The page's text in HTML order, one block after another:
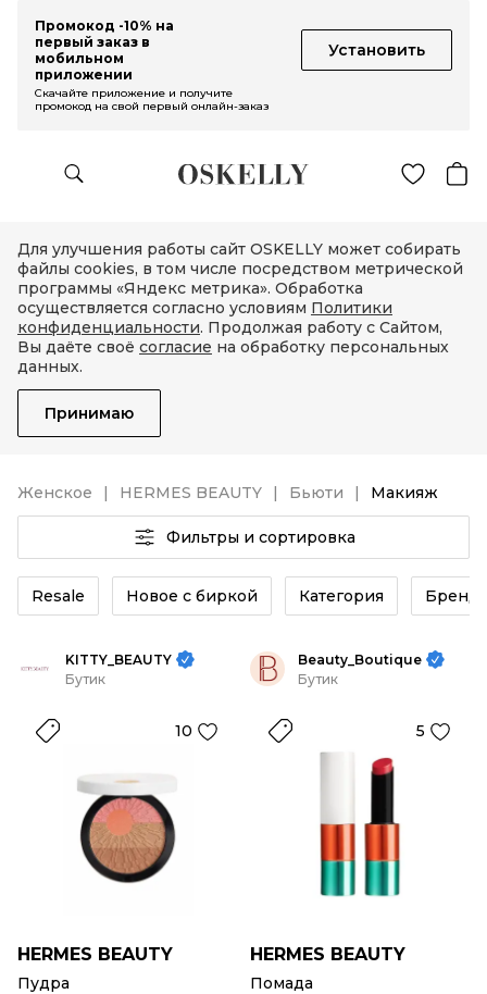
Промокод -10% на
первый заказ в
мобильном
приложении
Установить
Скачайте приложение и получите
промокод на свой первый онлайн-заказ
Для улучшения работы сайт OSKELLY может собирать
файлы cookies, в том числе посредством метрической
программы «Яндекс метрика». Обработка
осуществляется согласно условиям Политики
конфиденциальности. Продолжая работу с Сайтом,
Вы даёте своё согласие на обработку персональных
данных.
Принимаю
Женское HERMES BEAUTY Бьюти Макияж
Фильтры и сортировка
Resale Новое с биркой Категория Бренд
KITTY_BEAUTY
Бутик
10
HERMES BEAUTY
Пудра
Beauty_Boutique
Бутик
5
HERMES BEAUTY
Помада